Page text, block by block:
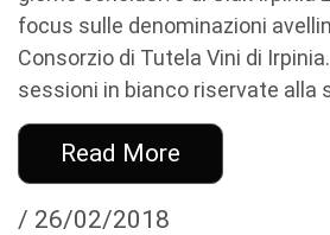
focus sulle denominazioni
Consorzio di Tutela Vini di
sessioni in bianco riservate alla
Read More
/ 26/02/2018